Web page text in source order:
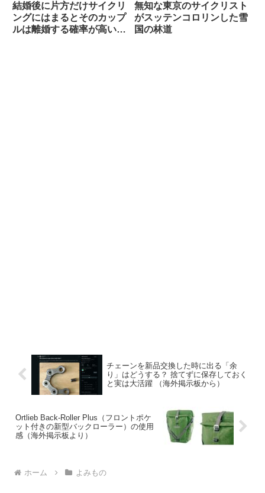
結婚後に片方だけサイクリ
ングにはまるとそのカップ
ルは離婚する確率が高い？
無知な東京のサイクリスト
がスッテンコロリンした雪
国の林道
チェーンを新品交換した時に出る「余
り」はどうする？ 捨てずに保存しておく
と実は大活躍 （海外掲示板から）
Ortlieb Back-Roller Plus（フロントポケ
ット付きの新型バックローラー）の使用
感（海外掲示板より）
ホーム よみもの